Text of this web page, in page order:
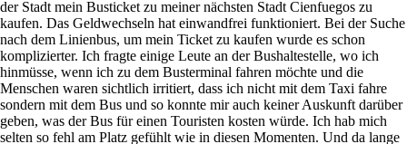
der Stadt mein Busticket zu meiner nächsten Stadt Cienfuegos zu
kaufen. Das Geldwechseln hat einwandfrei funktioniert. Bei der Suche
nach dem Linienbus, um mein Ticket zu kaufen wurde es schon
komplizierter. Ich fragte einige Leute an der Bushaltestelle, wo ich
hinmüsse, wenn ich zu dem Busterminal fahren möchte und die
Menschen waren sichtlich irritiert, dass ich nicht mit dem Taxi fahre
sondern mit dem Bus und so konnte mir auch keiner Auskunft darüber
geben, was der Bus für einen Touristen kosten würde. Ich hab mich
selten so fehl am Platz gefühlt wie in diesen Momenten. Und da lange